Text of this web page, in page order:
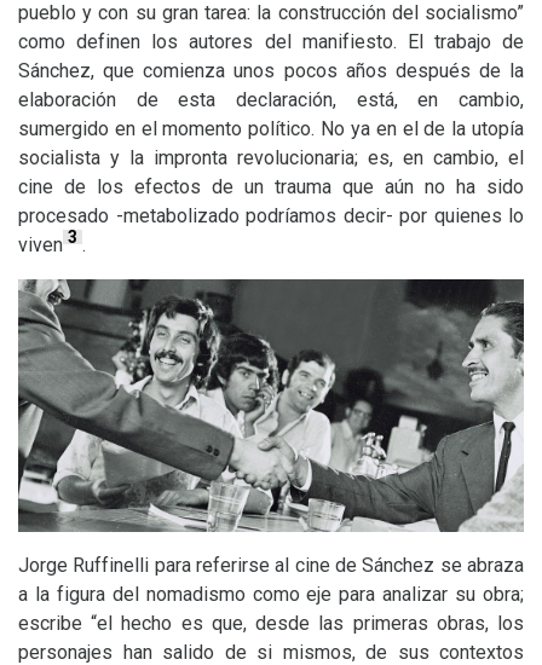
pueblo y con su gran tarea: la construcción del socialismo”
como definen los autores del manifiesto. El trabajo de
Sánchez, que comienza unos pocos años después de la
elaboración de esta declaración, está, en cambio,
sumergido en el momento político. No ya en el de la utopía
socialista y la impronta revolucionaria; es, en cambio, el
cine de los efectos de un trauma que aún no ha sido
procesado -metabolizado podríamos decir- por quienes lo
viven 3 .
Jorge Ruffinelli para referirse al cine de Sánchez se abraza
a la figura del nomadismo como eje para analizar su obra;
escribe “el hecho es que, desde las primeras obras, los
personajes han salido de si mismos, de sus contextos